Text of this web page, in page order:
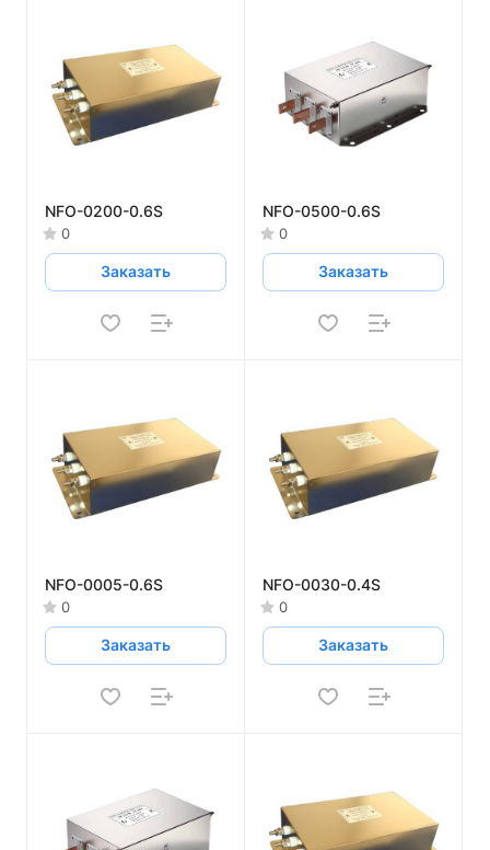
NFO-0200-0.6S
0
Заказать
NFO-0500-0.6S
0
Заказать
NFO-0005-0.6S
0
Заказать
NFO-0030-0.4S
0
Заказать